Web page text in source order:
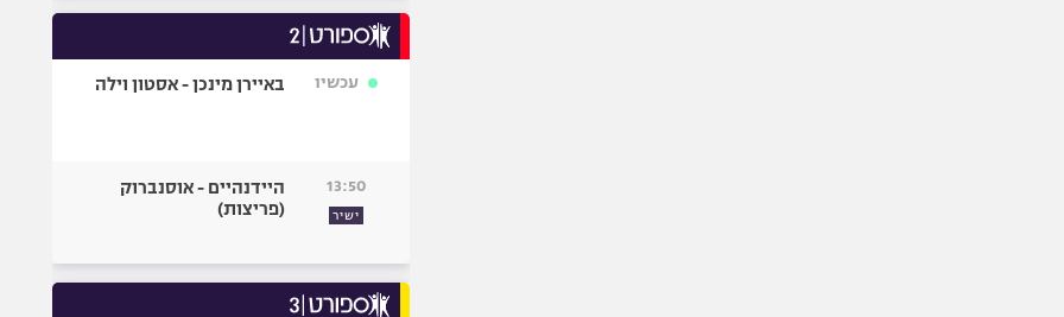
עכשיו באיירן מינכן - אסטון וילה
13:50
ישיר
היידנהיים - אוסנברוק
(פריצות)